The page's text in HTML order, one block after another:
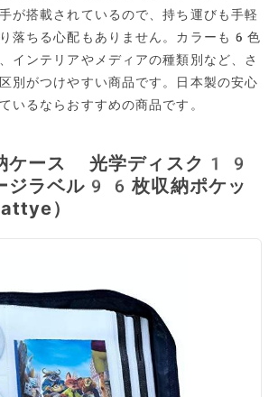
が搭載されているので、持ち運びも手軽
落ちる心配もありません。カラーも6色
インテリアやメディアの種類別など、さ
別がつけやすい商品です。日本製の安心
いるならおすすめの商品です。
ケース 光学ディスク19
ジラベル96枚収納ポケッ
）